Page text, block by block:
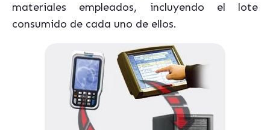
materiales empleados, incluyendo el lote
consumido de cada uno de ellos.